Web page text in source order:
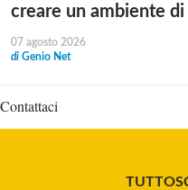
creare un ambiente
07 agosto 2026
di Genio Net
Contattaci